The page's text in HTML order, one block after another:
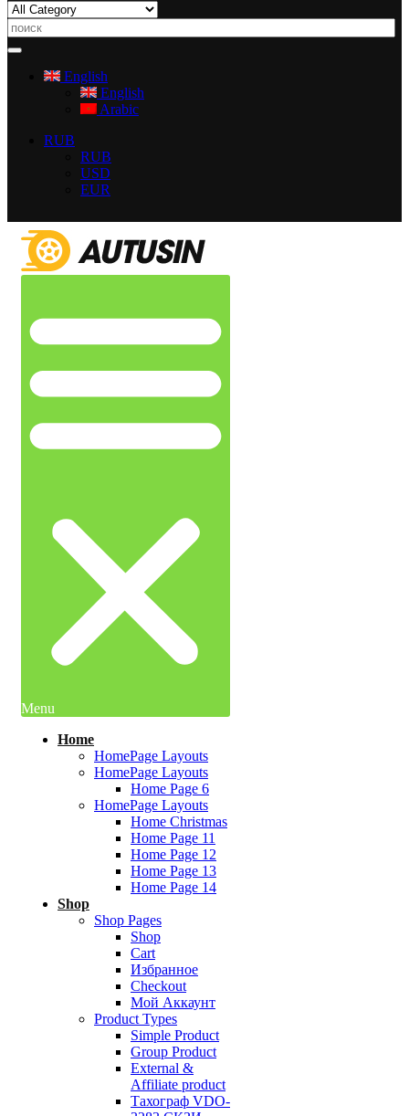
English
English
Arabic
RUB
RUB
USD
EUR
Menu
Home
HomePage Layouts
HomePage Layouts
Home Page 6
HomePage Layouts
Home Christmas
Home Page 11
Home Page 12
Home Page 13
Home Page 14
Shop
Shop Pages
Shop
Cart
Избранное
Checkout
Мой Аккаунт
Product Types
Simple Product
Group Product
External &
Affiliate product
Тахограф VDO-